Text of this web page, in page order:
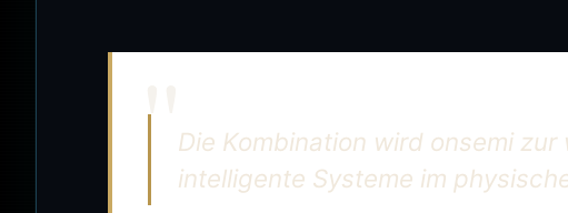
Die Kombination wird onsemi
intelligente Systeme im